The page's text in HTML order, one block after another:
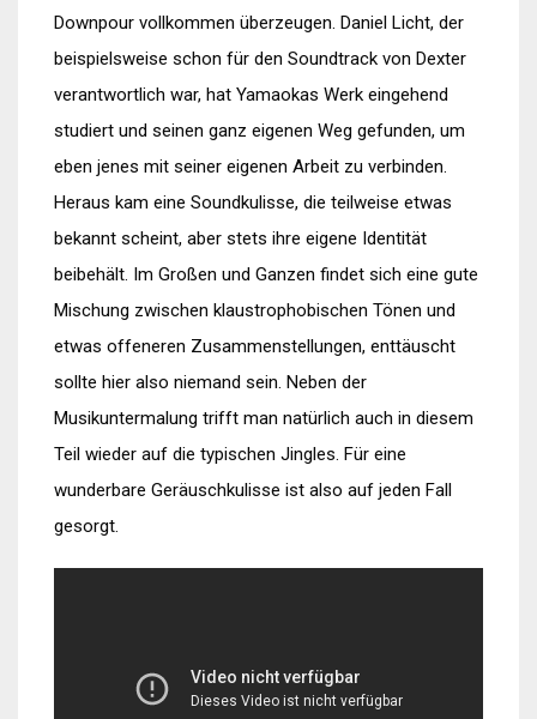
Downpour vollkommen überzeugen. Daniel Licht, der
beispielsweise schon für den Soundtrack von Dexter
verantwortlich war, hat Yamaokas Werk eingehend
studiert und seinen ganz eigenen Weg gefunden, um
eben jenes mit seiner eigenen Arbeit zu verbinden.
Heraus kam eine Soundkulisse, die teilweise etwas
bekannt scheint, aber stets ihre eigene Identität
beibehält. Im Großen und Ganzen findet sich eine gute
Mischung zwischen klaustrophobischen Tönen und
etwas offeneren Zusammenstellungen, enttäuscht
sollte hier also niemand sein. Neben der
Musikuntermalung trifft man natürlich auch in diesem
Teil wieder auf die typischen Jingles. Für eine
wunderbare Geräuschkulisse ist also auf jeden Fall
gesorgt.